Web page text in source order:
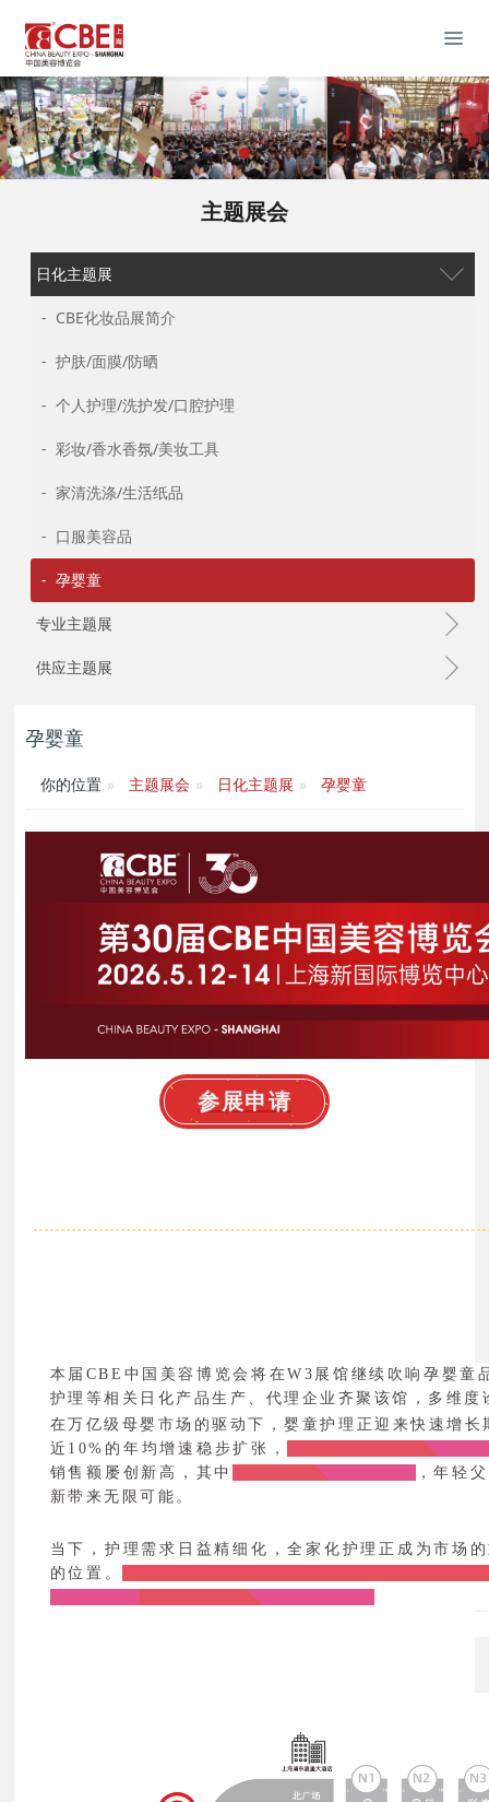
主题展会
日化主题展
- CBE化妆品展简介
- 护肤/面膜/防晒
- 个人护理/洗护发/口腔护理
- 彩妆/香水香氛/美妆工具
- 家清洗涤/生活纸品
- 口服美容品
- 孕婴童
专业主题展
供应主题展
孕婴童
你的位置 主题展会 日化主题展 孕婴童
参展申请
本届CBE中国美容博览会将在W3展馆继续吹响孕婴
护理等相关日化产品生产、代理企业齐聚该馆，多维
在万亿级母婴市场的驱动下，婴童护理正迎来快速增
近10%的年均增速稳步扩张，
预计2025年市场规模将
销售额屡创新高，其中
分龄护肤已成为新趋势
，年轻
新带来无限可能。
当下，护理需求日益精细化，全家化护理正成为市场
的位置。
心，与您共同见证更多精彩！